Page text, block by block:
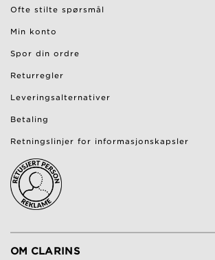
Ofte stilte spørsmål
Min konto
Spor din ordre
Returregler
Leveringsalternativer
Betaling
Retningslinjer for informasjonskapsler
OM CLARINS